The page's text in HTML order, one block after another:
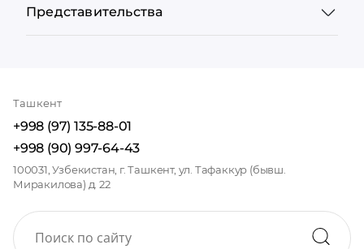
Представительства
Ташкент
+998 (97) 135-88-01
+998 (90) 997-64-43
100031, Узбекистан, г. Ташкент, ул. Тафаккур (бывш.
Миракилова) д. 22